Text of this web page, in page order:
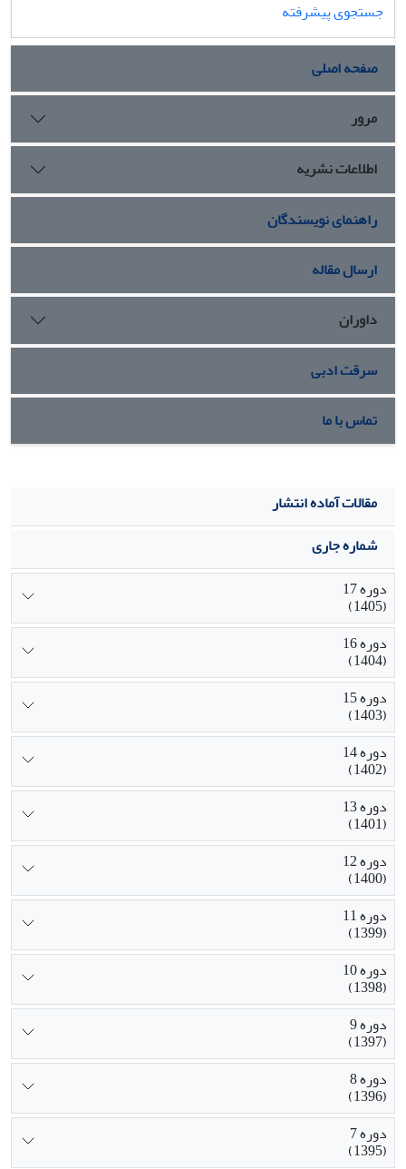
ژن Bax در غلظت 3 میلی‌مول از منتول و بیان ژن Bcl
میلی‌مول از منتول نسبت به کنترل افزایش می­
یابد.
نتیجه ‏گیری:یافته­ها نشان داد منتول سبب القای آپوپتوزیس در
سلول­های سرطانی کولون CT-26 می‌شد. بنابراین استفاده از این
مونوترپن می­تواند به‌عنوان یک استراتژی امیدوار کننده در
مطالعات کلینیکی سرطان کولون مورد توجه قرار گیرد.
جستجوی پیشرفته
صفحه اصلی
مرور
اطلاعات نشریه
راهنمای نویسندگان
ارسال مقاله
داوران
سرقت ادبی
تماس با ما
مقالات آماده انتشار
شماره جاری
دوره 17
(1405)
دوره 16
(1404)
دوره 15
(1403)
دوره 14
(1402)
دوره 13
(1401)
دوره 12
(1400)
دوره 11
(1399)
دوره 10
(1398)
دوره 9
(1397)
دوره 8
(1396)
دوره 7
(1395)